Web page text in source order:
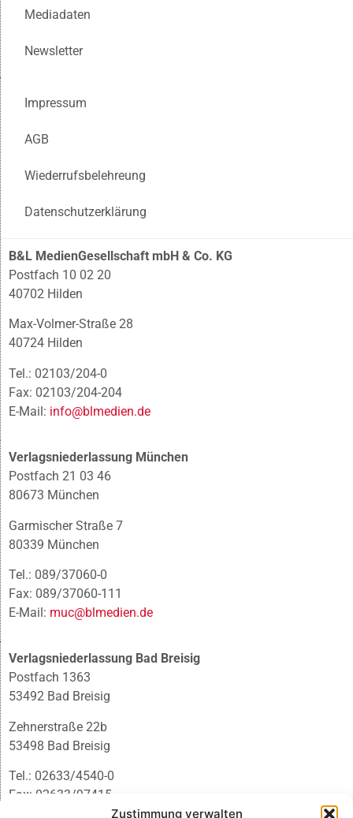
Zustimmung verwalten
Mediadaten
Newsletter
Impressum
AGB
Wiederrufsbelehreung
Datenschutzerklärung
B&L MedienGesellschaft mbH & Co. KG
Postfach 10 02 20
40702 Hilden
Max-Volmer-Straße 28
40724 Hilden
Tel.: 02103/204-0
Fax: 02103/204-204
E-Mail: info@blmedien.de
Verlagsniederlassung München
Postfach 21 03 46
80673 München
Garmischer Straße 7
80339 München
Tel.: 089/37060-0
Fax: 089/37060-111
E-Mail: muc@blmedien.de
Verlagsniederlassung Bad Breisig
Postfach 1363
53492 Bad Breisig
Zehnerstraße 22b
53498 Bad Breisig
Tel.: 02633/4540-0
Fax: 02633/97415
infobb@blmedien.de